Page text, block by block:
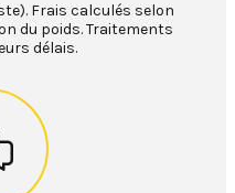
Frais calculés selon
du poids. Traitements
délais.